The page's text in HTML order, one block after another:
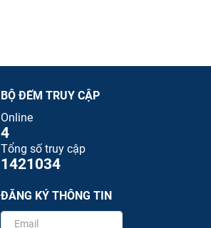
BỘ ĐẾM TRUY CẬP
Online
4
Tổng số truy cập
1421034
ĐĂNG KÝ THÔNG TIN